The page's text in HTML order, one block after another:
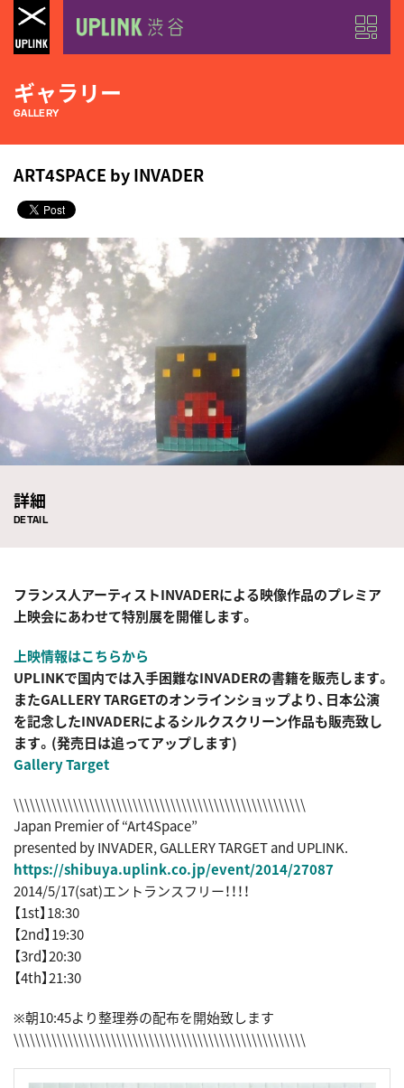
ギャラリー
GALLERY
ART4SPACE by INVADER
詳細
DETAIL
フランス人アーティストINVADERによる映像作品のプレミア
上映会にあわせて特別展を開催します。
上映情報はこちらから
UPLINKで国内では入手困難なINVADERの書籍を販売します。
またGALLERY TARGETのオンラインショップより、日本公演
を記念したINVADERによるシルクスクリーン作品も販売致し
ます。(発売日は追ってアップします)
Gallery Target
\\\\\\\\\\\\\\\\\\\\\\\\\\\\\\\\\\\\\\\\\\\\\\\\\\\\\\
Japan Premier of “Art4Space”
presented by INVADER, GALLERY TARGET and UPLINK.
https://shibuya.uplink.co.jp/event/2014/27087
2014/5/17(sat)エントランスフリー！！！！
【1st】18:30
【2nd】19:30
【3rd】20:30
【4th】21:30
※朝10:45より整理券の配布を開始致します
\\\\\\\\\\\\\\\\\\\\\\\\\\\\\\\\\\\\\\\\\\\\\\\\\\\\\\